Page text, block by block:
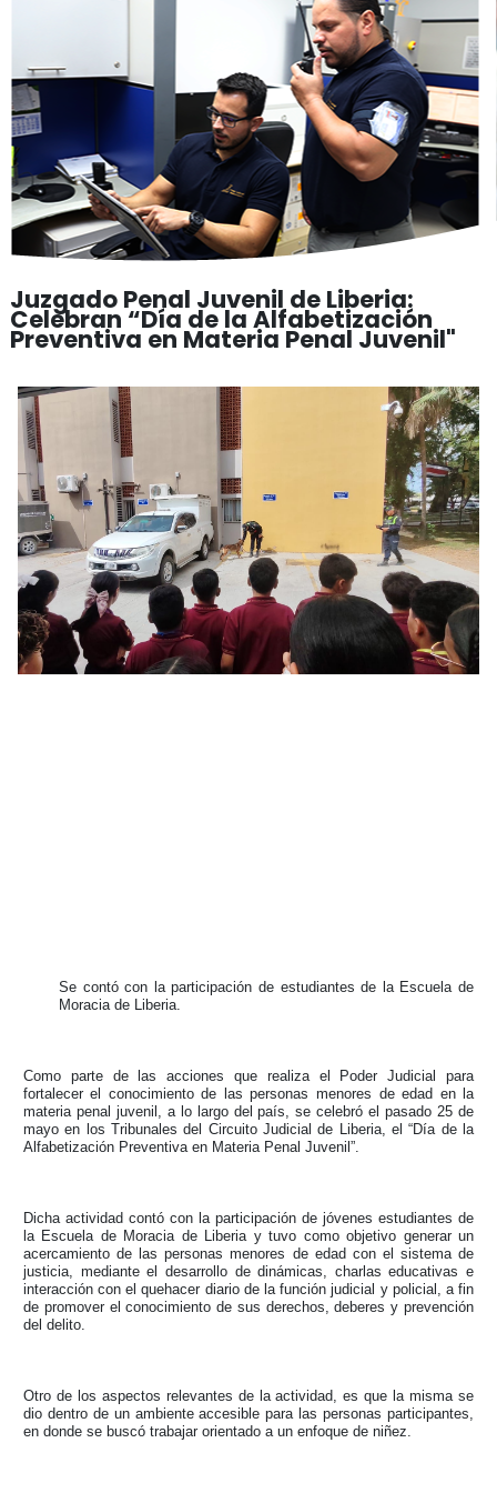
Juzgado Penal Juvenil de Liberia:
Celebran “Día de la Alfabetización
Preventiva en Materia Penal Juvenil"
Se contó con la participación de estudiantes de la Escuela de
Moracia de Liberia.
Como parte de las acciones que realiza el Poder Judicial para
fortalecer el conocimiento de las personas menores de edad en la
materia penal juvenil, a lo largo del país, se celebró el pasado 25 de
mayo en los Tribunales del Circuito Judicial de Liberia, el “Día de la
Alfabetización Preventiva en Materia Penal Juvenil”.
Dicha actividad contó con la participación de jóvenes estudiantes de
la Escuela de Moracia de Liberia y tuvo como objetivo generar un
acercamiento de las personas menores de edad con el sistema de
justicia, mediante el desarrollo de dinámicas, charlas educativas e
interacción con el quehacer diario de la función judicial y policial, a fin
de promover el conocimiento de sus derechos, deberes y prevención
del delito.
Otro de los aspectos relevantes de la actividad, es que la misma se
dio dentro de un ambiente accesible para las personas participantes,
en donde se buscó trabajar orientado a un enfoque de niñez.